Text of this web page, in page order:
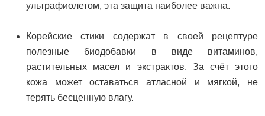
ультрафиолетом, эта защита наиболее важна.
Корейские стики содержат в своей рецептуре
полезные биодобавки в виде витаминов,
растительных масел и экстрактов. За счёт этого
кожа может оставаться атласной и мягкой, не
терять бесценную влагу.